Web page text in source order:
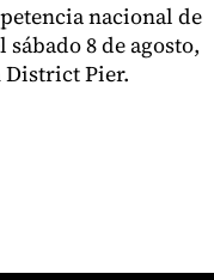
nacional de
8 de agosto,
Pier.